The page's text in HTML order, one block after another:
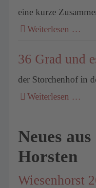
eine kurze
Weiterlesen …
36 Grad und
der Storchenhof in
Weiterlesen …
Neues
Horsten
Wiesenhorst